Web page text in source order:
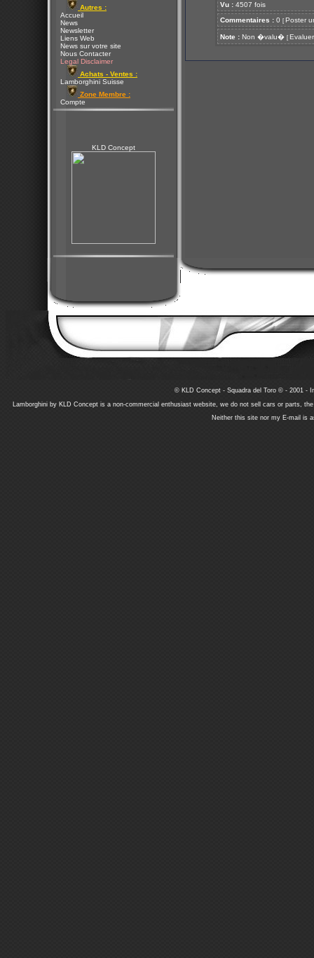
Autres :
Accueil
News
Newsletter
Liens Web
News sur votre site
Nous Contacter
Legal Disclaimer
Achats - Ventes :
Lamborghini Suisse
Zone Membre :
Compte
KLD Concept
Vu : 4507 fois
Commentaires : 0 [ Poster
Note : Non �valu� [ Evaluer
© KLD Concept - Squadra del Toro © - 2001 -
Lamborghini by KLD Concept is a non-commercial enthusiast website, we do not sell cars or parts,
Neither this site nor my E-mail is